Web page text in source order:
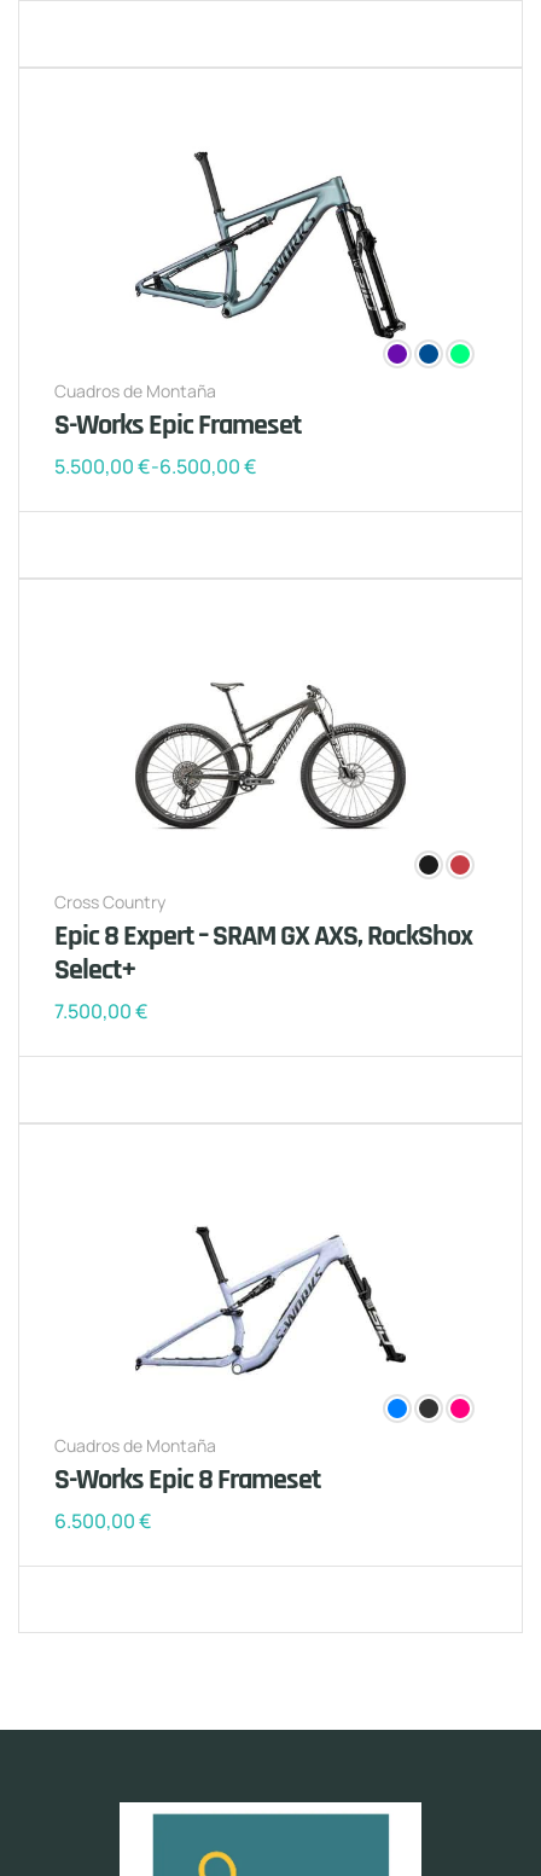
Cuadros de Montaña
S-Works Epic Frameset
5.500,00€-6.500,00€
Cross Country
Epic 8 Expert – SRAM GX AXS, RockShox
Select+
7.500,00€
Cuadros de Montaña
S-Works Epic 8 Frameset
6.500,00€